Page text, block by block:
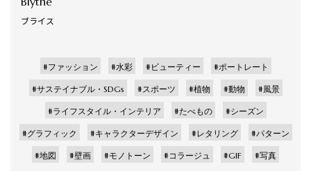
ブライス
#ファッション #水彩 #ビューティー #ポートレート
#サステイナブル・SDGs #スポーツ #植物 #動物 #風景
#ライフスタイル・インテリア #たべもの #シーズン
#グラフィック #キャラクターデザイン #レタリング #パターン
#地図 #壁画 #モノトーン #コラージュ #GIF #写真